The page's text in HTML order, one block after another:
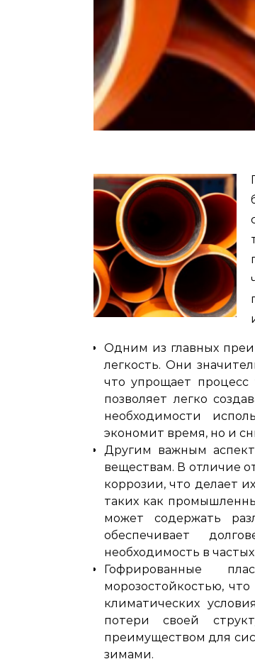
Гофрированные
Одним из главных
легкость. Они
что упрощает процесс
позволяет легко
необходимости
экономит время, но и
Другим важным
веществам. В отличие
коррозии, что делает
таких как
может содержать
обеспечивает
необходимость в частых
Гофрированные
морозостойкостью,
климатических
потери своей
преимуществом для
зимами.